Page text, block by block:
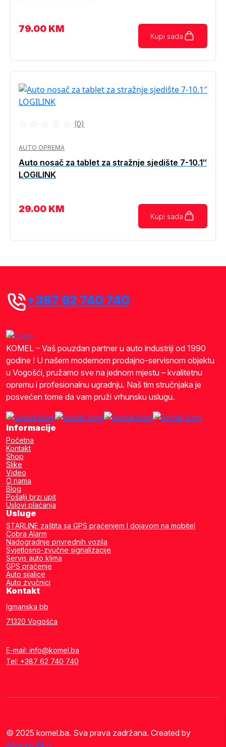
79.00 KM
Kupi sada
(0)
AUTO OPREMA
Auto nosač za tablet za stražnje sjedište 7-10.1″
LOGILINK
29.00 KM
Kupi sada
+387 62 740 740
KOMEL – Vaš pouzdan partner u auto industriji od 1990
godine ! U našem modernom prodajno-servisnom objektu
u Vogošći, pružamo sve na jednom mjestu – kvalitetnu
opremu i profesionalnu ugradnju. Naš tim stručnjaka je
posvećen tome da vam pruži vrhunsku uslugu.
Informacije
Početna
Kontakt
Shop
Slike
Video
O nama
Blog
Pošalji brzi upit
Uslovi plaćanja
Usluge
STARLINE zaštita sa GPS praćenjem I dojavom na mobitel
Cobra Alarm
Nadogradnje privrednih vozila
Svjetlosno-zvučne signalizacije
Servis auto klima
GPS praćenje
Auto sijalice
Auto zvučnici
Kontakt
Igmanska bb
71320 Vogošća
E-mail: info@komel.ba
Tel: +387 62 740 740
© 2025 komel.ba. Sva prava zadržana. Created by